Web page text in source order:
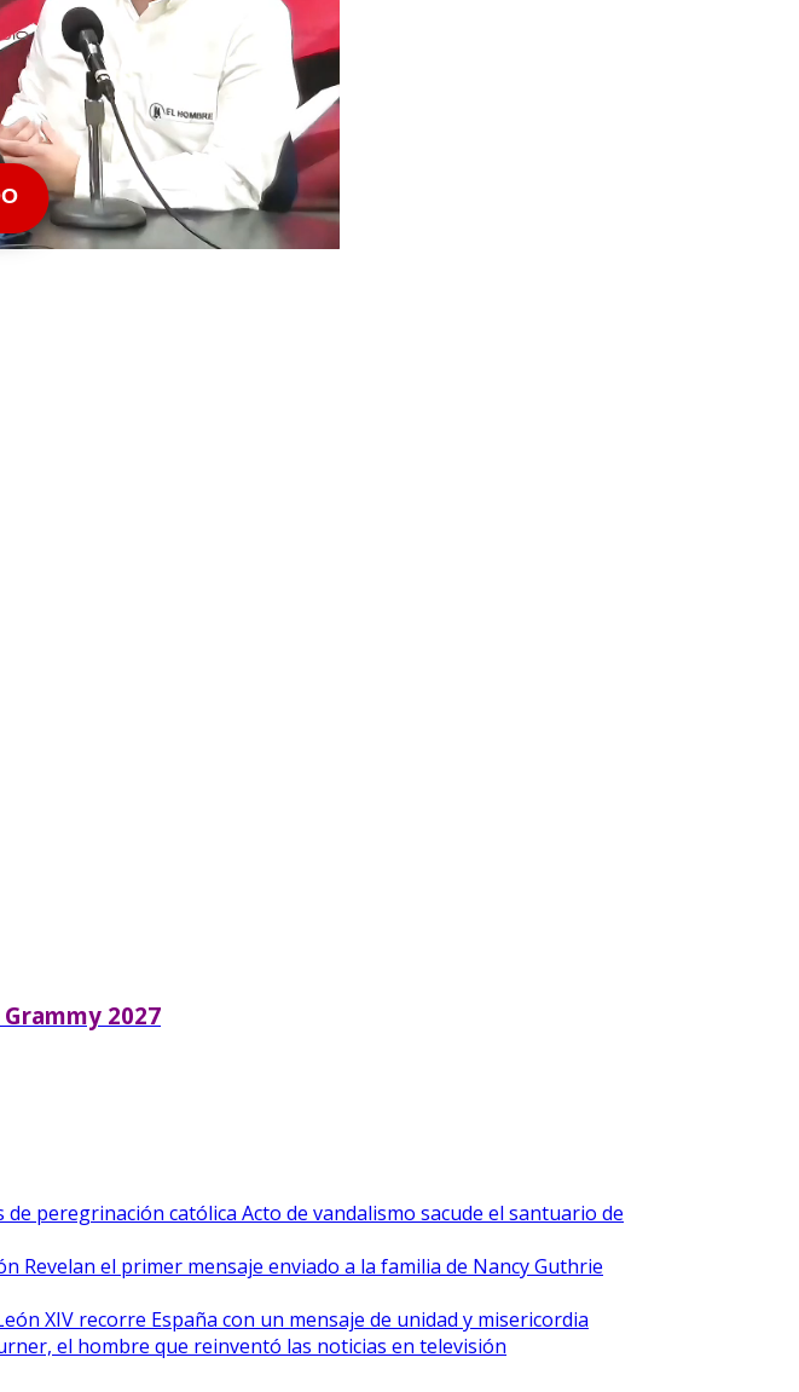
2027
Acto de vandalismo sacude el santuario de
Revelan el primer mensaje enviado a la familia de Nancy Guthrie
XIV recorre España con un mensaje de unidad y misericordia
el hombre que reinventó las noticias en televisión